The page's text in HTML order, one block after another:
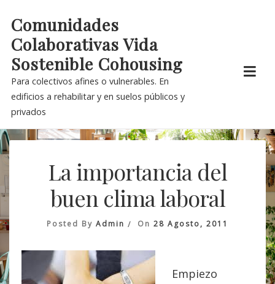
content
Comunidades
Colaborativas Vida
Sostenible Cohousing
Para colectivos afines o vulnerables. En
edificios a rehabilitar y en suelos públicos y
privados
La importancia del
buen clima laboral
Posted By Admin On 28 Agosto, 2011
Empiezo